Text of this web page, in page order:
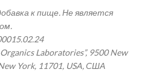
к пище. Не является
Laboratories”, 9500 New
York, 11701, USA, США